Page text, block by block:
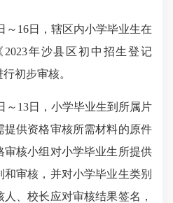
16日，辖区内小学毕业生在
年沙县区初中招生登记
初步审核。
13日，小学毕业生到所属片
提供资格审核所需材料的原件
核小组对小学毕业生所提供
审核，并对小学毕业生类别
、校长应对审核结果签名，